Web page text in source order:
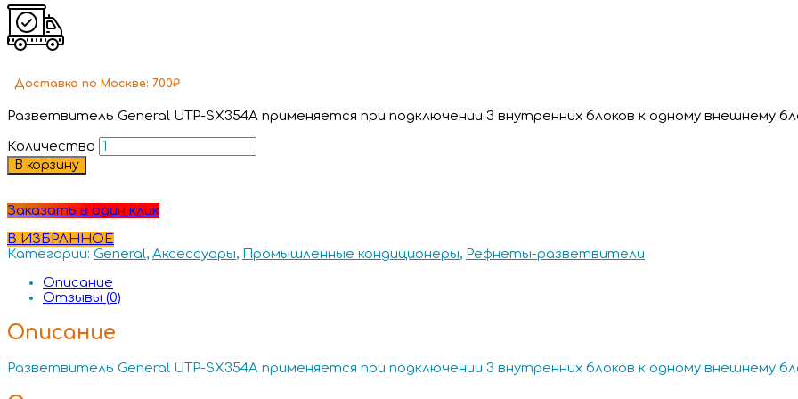
Доставка по Москве: 700₽
Разветвитель General UTP-SX354A применяется при подключении 3 внутренних блоков к одному внешнему
Количество
В корзину
Заказать в один клик
В ИЗБРАННОЕ
Категории: General, Аксессуары, Промышленные кондиционеры, Рефнеты-разветвители
Описание
Отзывы (0)
Описание
Разветвитель General UTP-SX354A применяется при подключении 3 внутренних блоков к одному внешнему